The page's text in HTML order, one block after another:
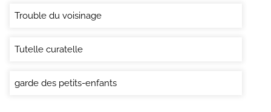
Trouble du voisinage
Tutelle curatelle
garde des petits-enfants